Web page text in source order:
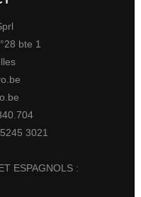
bte 1
3021
ESPAGNOLS :